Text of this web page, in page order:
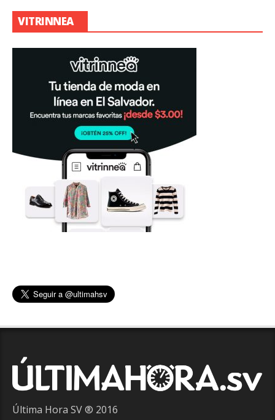
VITRINNEA
Última Hora SV ® 2016